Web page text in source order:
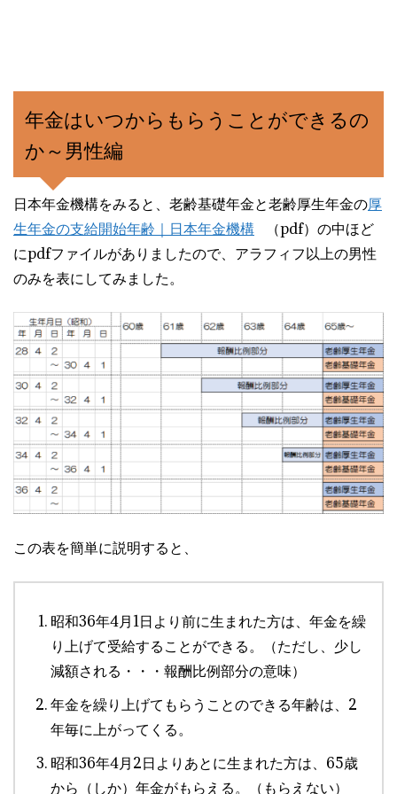
年金はいつからもらうことができるの
か～男性編
日本年金機構をみると、老齢基礎年金と老齢厚生年金の厚
生年金の支給開始年齢｜日本年金機構
（pdf）の中ほど
にpdfファイルがありましたので、アラフィフ以上の男性
のみを表にしてみました。
この表を簡単に説明すると、
昭和36年4月1日より前に生まれた方は、年金を繰
り上げて受給することができる。（ただし、少し
減額される・・・報酬比例部分の意味）
年金を繰り上げてもらうことのできる年齢は、2
年毎に上がってくる。
昭和36年4月2日よりあとに生まれた方は、65歳
から（しか）年金がもらえる。（もらえない）